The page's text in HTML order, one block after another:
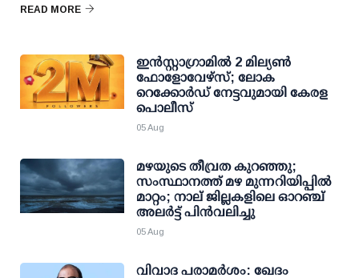
READ MORE
ഇന്‍സ്റ്റാഗ്രാമില്‍ 2 മില്യണ്‍
ഫോളോവേഴ്സ്; ലോക
റെക്കോര്‍ഡ് നേട്ടവുമായി കേരള
പൊലീസ്
05 Aug
മഴയുടെ തീവ്രത കുറഞ്ഞു;
സംസ്ഥാനത്ത് മഴ മുന്നറിയിപ്പിൽ
മാറ്റം; നാല് ജില്ലകളിലെ ഓറഞ്ച്
അലർട്ട് പിൻവലിച്ചു
05 Aug
വിവാദ പരാമര്‍ശം: ഖേദം